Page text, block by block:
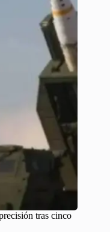
tras cinco